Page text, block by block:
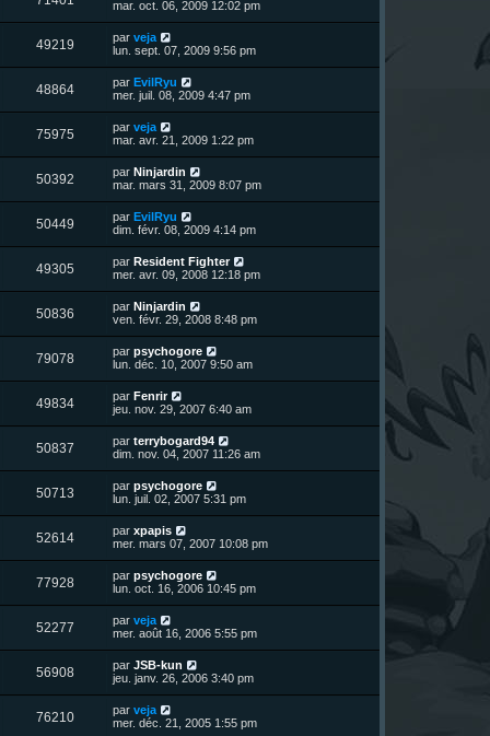
g
e
e
s
s
a
g
e
s
e
r
m
e
s
s
a
g
e
u
s
e
i
e
r
m
e
s
s
a
g
e
mar. oct. 06, 2009 12:02 pm
49219V
u
s
D
e
i
e
r
m
e
s
s
a
g
e
par veja
lun. sept. 07, 2009 9:56 pm
48864V
u
s
D
e
i
e
r
m
e
s
s
a
g
e
par EvilRyu
mer. juil. 08, 2009 4:47 pm
75975V
u
s
D
e
i
e
r
m
e
s
s
a
g
e
par veja
mar. avr. 21, 2009 1:22 pm
50392V
u
s
D
e
i
e
r
m
e
s
s
a
g
e
par Ninjardin
mar. mars 31, 2009 8:07 pm
50449V
u
s
D
e
i
e
r
m
e
s
s
a
g
e
par EvilRyu
dim. févr. 08, 2009 4:14 pm
49305V
u
s
D
e
i
e
r
m
e
s
s
a
g
e
par Resident Fighter
mer. avr. 09, 2008 12:18 pm
50836V
u
s
D
e
i
e
r
m
e
s
s
a
g
e
par Ninjardin
ven. févr. 29, 2008 8:48 pm
79078V
u
s
D
e
i
e
r
m
e
s
s
a
g
e
par psychogore
lun. déc. 10, 2007 9:50 am
49834V
u
s
D
e
i
e
r
m
e
s
s
a
g
e
par Fenrir
jeu. nov. 29, 2007 6:40 am
50837V
u
s
D
e
i
e
r
m
e
s
s
a
g
e
par terrybogard94
dim. nov. 04, 2007 11:26 am
50713V
u
s
D
e
i
e
r
m
e
s
s
a
g
e
par psychogore
lun. juil. 02, 2007 5:31 pm
52614V
u
s
D
e
i
e
r
m
e
s
s
a
g
e
par xpapis
mer. mars 07, 2007 10:08 pm
77928V
u
s
D
e
i
e
r
m
e
s
s
a
g
par psychogore
lun. oct. 16, 2006 10:45 pm
52277V
u
s
D
e
i
e
r
m
e
par veja
mer. août 16, 2006 5:55 pm
56908V
u
D
e
i
e
par JSB-kun
jeu. janv. 26, 2006 3:40 pm
76210V
D
e
par veja
mer. déc. 21, 2005 1:55 pm